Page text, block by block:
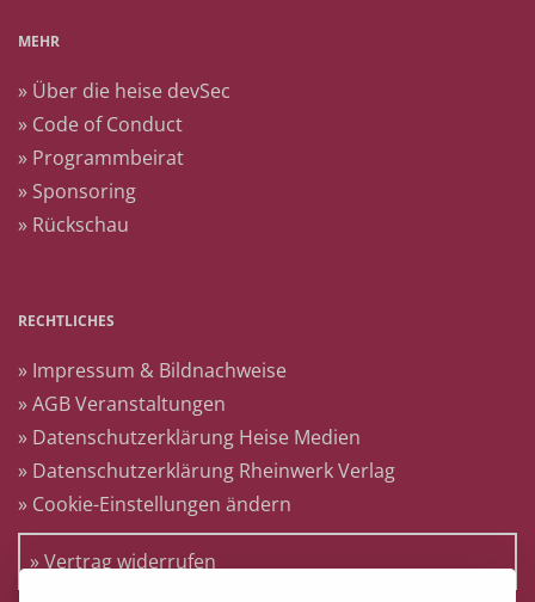
MEHR
» Über die heise devSec
» Code of Conduct
» Programmbeirat
» Sponsoring
» Rückschau
RECHTLICHES
» Impressum & Bildnachweise
» AGB Veranstaltungen
» Datenschutzerklärung Heise Medien
» Datenschutzerklärung Rheinwerk Verlag
» Cookie-Einstellungen ändern
» Vertrag widerrufen